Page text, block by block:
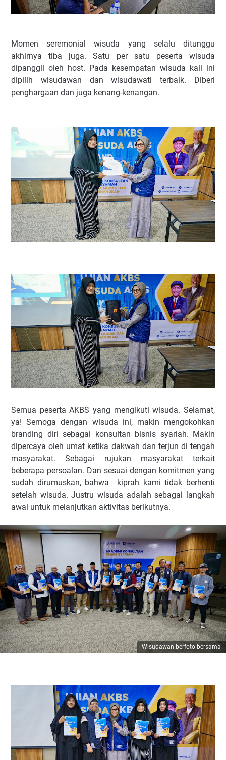
Momen seremonial wisuda yang selalu ditunggu
akhirnya tiba juga. Satu per satu peserta wisuda
dipanggil oleh host. Pada kesempatan wisuda kali ini
dipilih wisudawan dan wisudawati terbaik. Diberi
penghargaan dan juga kenang-kenangan.
Semua peserta AKBS yang mengikuti wisuda. Selamat,
ya! Semoga dengan wisuda ini, makin mengokohkan
branding diri sebagai konsultan bisnis syariah. Makin
dipercaya oleh umat ketika dakwah dan terjun di tengah
masyarakat. Sebagai rujukan masyarakat terkait
beberapa persoalan. Dan sesuai dengan komitmen yang
sudah dirumuskan, bahwa kiprah kami tidak berhenti
setelah wisuda. Justru wisuda adalah sebagai langkah
awal untuk melanjutkan aktivitas berikutnya.
Wisudawan berfoto bersama